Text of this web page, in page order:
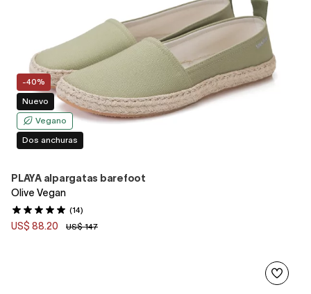
-40%
Nuevo
Vegano
Dos anchuras
PLAYA alpargatas barefoot
Olive Vegan
(14)
US$ 88.20 US$ 147